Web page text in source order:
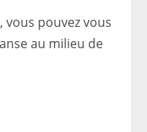
vous pouvez vous
au milieu de